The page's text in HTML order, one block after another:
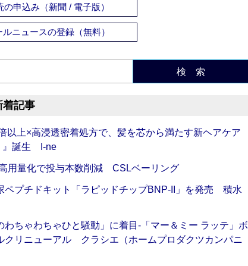
の申込み（新聞 / 電子版）
ルニュースの登録（無料）
検 索
着記事
以上×高浸透密着処方で、髪を芯から満たす新ヘアケア
』誕生 I-ne
高用量化で投与本数削減 CSLベーリング
ペプチドキット「ラピッドチップBNP-II」を発売 積水
わちゃわちゃひと騒動」に着目‐「マー＆ミー ラッテ」ボ
クリニューアル クラシエ（ホームプロダクツカンパニ